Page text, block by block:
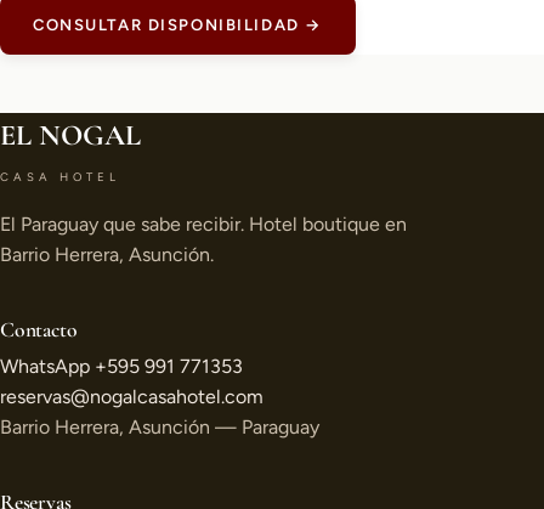
CONSULTAR DISPONIBILIDAD →
EL NOGAL
CASA HOTEL
El Paraguay que sabe recibir. Hotel boutique en
Barrio Herrera, Asunción.
Contacto
WhatsApp +595 991 771353
reservas@nogalcasahotel.com
Barrio Herrera, Asunción — Paraguay
Reservas